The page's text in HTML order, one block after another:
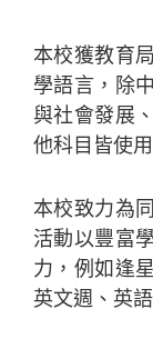
本校獲教育
學語言，除
與社會發展
他科目皆使
本校致力為
活動以豐富
力，例如逢
英文週、英